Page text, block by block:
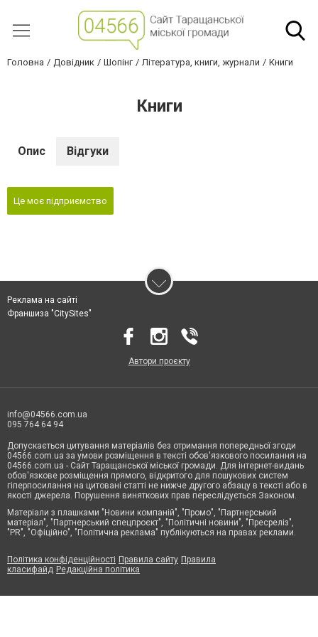
Головна Довідник Шопінг Література, книги, журнали Книги
Книги
Опис Відгуки
Це моє підприємство
Реклама на сайті
Франшиза "CitySites"
Автори проєкту
info@04566.com.ua
095 764 64 94
Допускається цитування матеріалів без отримання попередньої згоди
04566.com.ua за умови розміщення в тексті обов'язкового посилання на
04566.com.ua - Cайт Таращанської міської громади. Для інтернет-видань
обов'язкове розміщення прямого, відкритого для пошукових систем
гіперпосилання на цитовані статті не нижче другого абзацу в тексті або в
якості джерела. Порушення виняткових прав переслідується Законом.
Матеріали з плашками "Новини компаній", "Промо", "Партнерський
матеріал", "Партнерський спецпроєкт", "Політичні новини", "Пресреліз",
"PR", "Офіційно", "Політична реклама" публікуються на правах реклами.
Політика конфіденційності Правила сайту Правила
класифайд Редакційна політика